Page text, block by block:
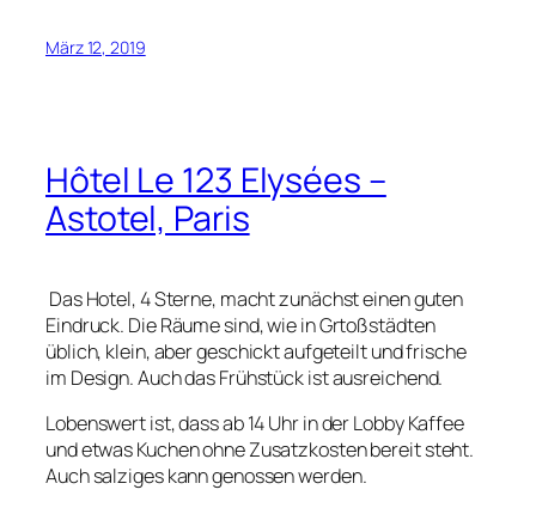
März 12, 2019
Hôtel Le 123 Elysées –
Astotel, Paris
Das Hotel, 4 Sterne, macht zunächst einen guten
Eindruck. Die Räume sind, wie in Grtoßstädten
üblich, klein, aber geschickt aufgeteilt und frische
im Design. Auch das Frühstück ist ausreichend.
Lobenswert ist, dass ab 14 Uhr in der Lobby Kaffee
und etwas Kuchen ohne Zusatzkosten bereit steht.
Auch salziges kann genossen werden.